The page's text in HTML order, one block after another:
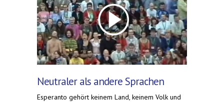
Neutraler als andere Sprachen
Esperanto gehört keinem Land, keinem Volk und